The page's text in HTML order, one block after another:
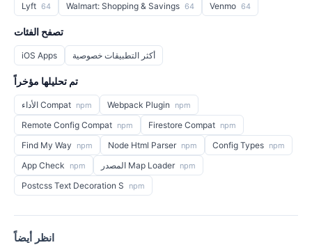
Lyft 64 Walmart: Shopping & Savings 64 Venmo 64
تصفح الفئات
iOS Apps أكثر التطبيقات خصوصية
تم تحليلها مؤخراً
الأداء Compat npm Webpack Plugin npm
Remote Config Compat npm Firestore Compat npm
Find My Way npm Node Html Parser npm Config Types npm
App Check npm المصدر Map Loader npm
Postcss Text Decoration S npm
انظر أيضاً